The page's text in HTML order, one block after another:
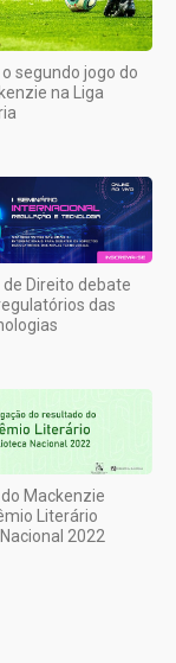
segundo jogo do
na Liga
Direito debate
das
Mackenzie
Literário
2022